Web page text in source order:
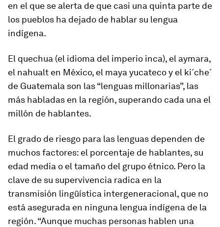
en el que se alerta de que casi una quinta parte de
los pueblos ha dejado de hablar su lengua
indígena.
El quechua (el idioma del imperio inca), el aymara,
el nahualt en México, el maya yucateco y el ki´che´
de Guatemala son las “lenguas millonarias”, las
más habladas en la región, superando cada una el
millón de hablantes.
El grado de riesgo para las lenguas dependen de
muchos factores: el porcentaje de hablantes, su
edad media o el tamaño del grupo étnico. Pero la
clave de su supervivencia radica en la
transmisión lingüística intergeneracional, que no
está asegurada en ninguna lengua indígena de la
región. “Aunque muchas personas hablen una